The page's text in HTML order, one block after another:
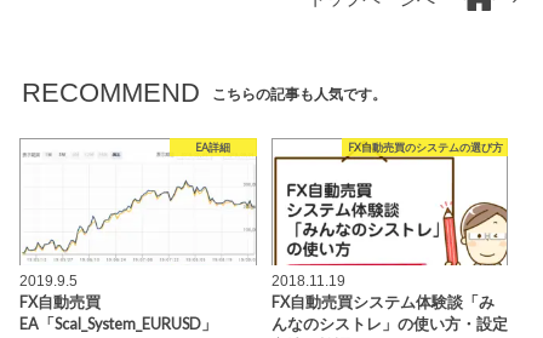
RECOMMEND こちらの記事も人気です。
EA詳細
2019.9.5
FX自動売買
EA「Scal_System_EURUSD」
FX自動売買のシステムの選び方
2018.11.19
FX自動売買システム体験談「み
んなのシストレ」の使い方・設定